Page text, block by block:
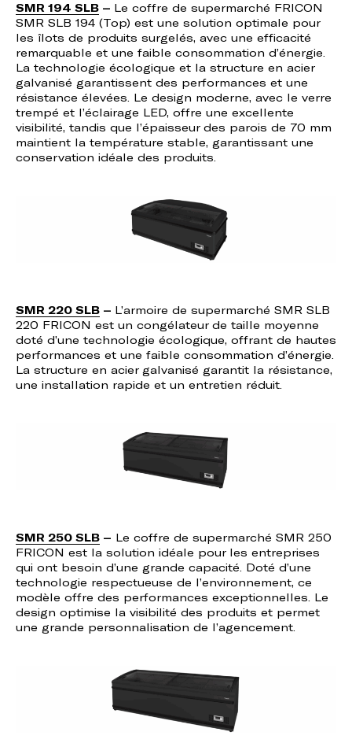
SMR 194 SLB– Le coffre de supermarché FRICON
SMR SLB 194 (Top) est une solution optimale pour
les îlots de produits surgelés, avec une efficacité
remarquable et une faible consommation d’énergie.
La technologie écologique et la structure en acier
galvanisé garantissent des performances et une
résistance élevées. Le design moderne, avec le verre
trempé et l’éclairage LED, offre une excellente
visibilité, tandis que l’épaisseur des parois de 70 mm
maintient la température stable, garantissant une
conservation idéale des produits.
SMR 220 SLB– L’armoire de supermarché SMR SLB
220 FRICON est un congélateur de taille moyenne
doté d’une technologie écologique, offrant de hautes
performances et une faible consommation d’énergie.
La structure en acier galvanisé garantit la résistance,
une installation rapide et un entretien réduit.
SMR 250 SLB– Le coffre de supermarché SMR 250
FRICON est la solution idéale pour les entreprises
qui ont besoin d’une grande capacité. Doté d’une
technologie respectueuse de l’environnement, ce
modèle offre des performances exceptionnelles. Le
design optimise la visibilité des produits et permet
une grande personnalisation de l’agencement.